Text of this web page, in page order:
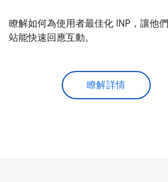
瞭解如何為使用者最佳化 INP，讓他
站能快速回應互動。
瞭解詳情